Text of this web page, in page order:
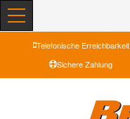
Telefonische Erreichbarkeit
Sichere Zahlung